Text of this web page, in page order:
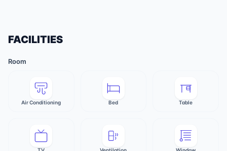
FACILITIES
Room
Air Conditioning Bed Table